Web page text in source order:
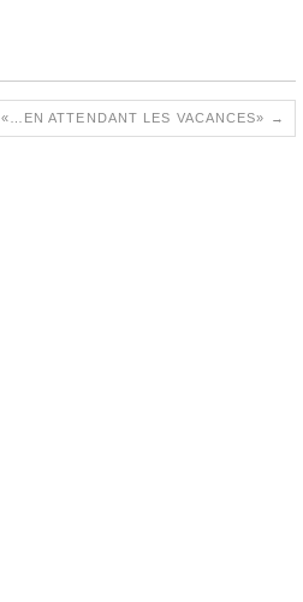
«…EN ATTENDANT LES VACANCES» →